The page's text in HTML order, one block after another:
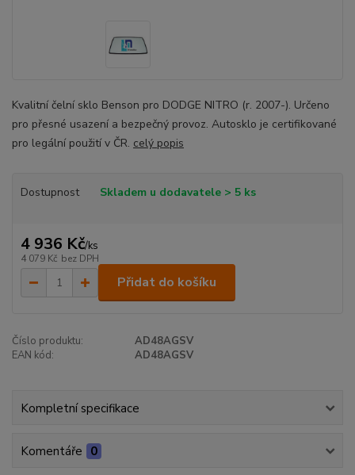
Kvalitní čelní sklo Benson pro DODGE NITRO (r. 2007-). Určeno
pro přesné usazení a bezpečný provoz. Autosklo je certifikované
pro legální použití v ČR. celý popis
Dostupnost Skladem u dodavatele > 5 ks
4 936 Kč/ks
4 079 Kč bez DPH
Přidat do košíku
Číslo produktu:
AD48AGSV
EAN kód:
AD48AGSV
Kompletní specifikace
Komentáře 0